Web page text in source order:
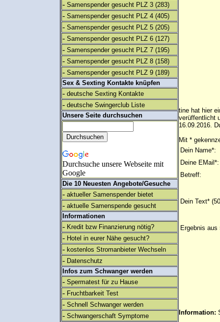
- Samenspender gesucht PLZ 3 (283)
- Samenspender gesucht PLZ 4 (405)
- Samenspender gesucht PLZ 5 (205)
- Samenspender gesucht PLZ 6 (127)
- Samenspender gesucht PLZ 7 (195)
- Samenspender gesucht PLZ 8 (158)
- Samenspender gesucht PLZ 9 (189)
Sex & Sexting Kontakte knüpfen
- deutsche Sexting Kontakte
- deutsche Swingerclub Liste
Unsere Seite durchsuchen
Durchsuche unsere Webseite mit
Google
Die 10 Neuesten Angebote/Gesuche
- aktueller Samenspender bietet
- aktuelle Samenspende gesucht
Informationen
- Kredit bzw Finanzierung nötig?
- Hotel in eurer Nähe gesucht?
- kostenlos Stromanbieter Wechseln
- Datenschutz
Infos zum Schwanger werden
- Spermatest für zu Hause
- Fruchtbarkeit Test
- Schnell Schwanger werden
- Schwangerschaft Symptome
tine hat hier
verüffentlicht
16.09.2016.
Mit *
Dein Name*:
Deine EMail*:
Betreff:
Dein Text*
Ergebnis aus
Information: